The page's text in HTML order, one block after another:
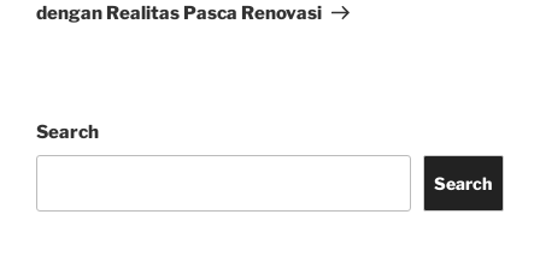
dengan Realitas Pasca Renovasi
Search
Search